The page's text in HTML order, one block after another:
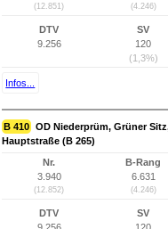
(12.851) (4.246)
DTV
9.256
SV
120
(1,3%)
Infos...
B 410 OD Niederprüm, Grüner
Hauptstraße (B 265)
Nr.
3.940
(12.852)
B-Rang
6.631
(4.246)
DTV
SV